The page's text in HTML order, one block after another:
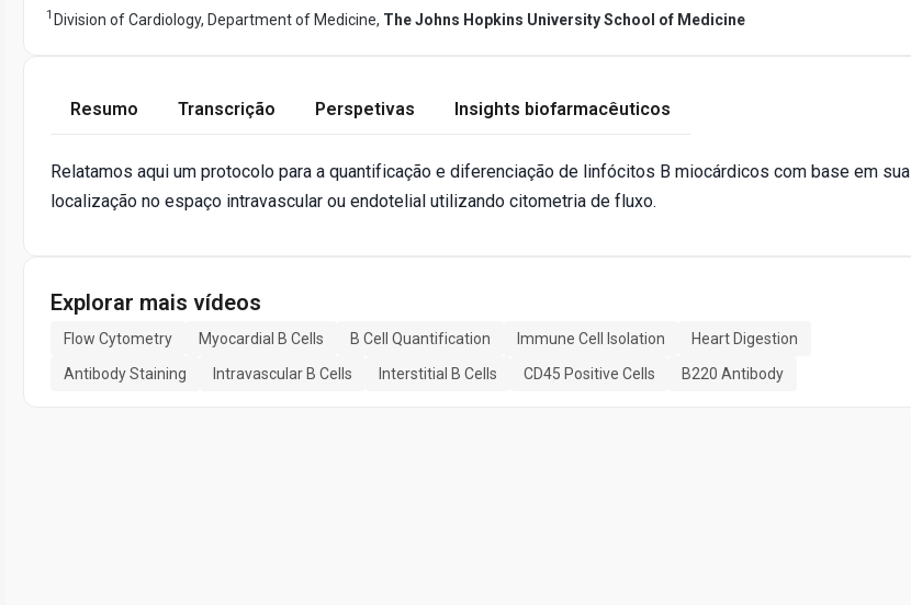
1 Division of Cardiology, Department of Medicine, The Johns Hopkins University School of Medicine
Resumo Transcrição Perspetivas Insights biofarmacêuticos
Relatamos aqui um protocolo para a quantificação e diferenciação de linfócitos B miocárdicos com base em sua
localização no espaço intravascular ou endotelial utilizando citometria de fluxo.
Explorar mais vídeos
Flow Cytometry Myocardial B Cells B Cell Quantification Immune Cell Isolation
Heart Digestion
Antibody Staining
Intravascular B Cells Interstitial B Cells CD45 Positive Cells B220 Antibody